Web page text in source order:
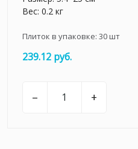
Вес: 0.2 кг
Плиток в упаковке: 30шт
239.12 руб.
– +